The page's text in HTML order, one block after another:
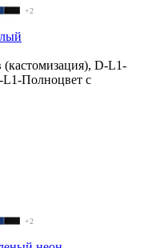
+2
D-L1-
Полноцвет с
+2